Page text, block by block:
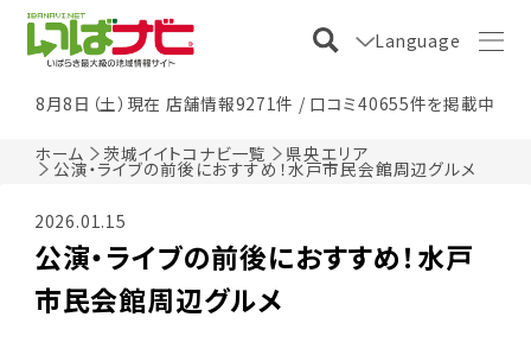
Language
8月8日（土）現在 店舗情報9271件 / 口コミ40655件を掲載中
ホーム 茨城イイトコナビ一覧 県央エリア
公演・ライブの前後におすすめ！水戸市民会館周辺グルメ
2026.01.15
公演・ライブの前後におすすめ！水戸
市民会館周辺グルメ